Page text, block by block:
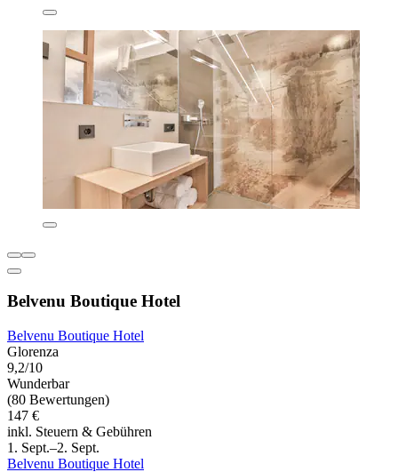
Belvenu Boutique Hotel
Belvenu Boutique Hotel
Glorenza
9,2/10
Wunderbar
(80 Bewertungen)
147 €
inkl. Steuern & Gebühren
1. Sept.–2. Sept.
Belvenu Boutique Hotel